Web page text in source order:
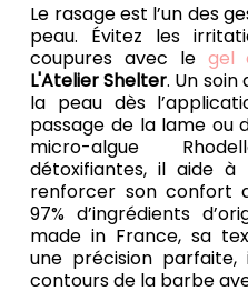
Le rasage est l’un des
peau. Évitez les
coupures avec le gel
L'Atelier Shelter. Un
la peau dès
passage de la lame ou
micro-algue
détoxifiantes, il aide
renforcer son confort
97% d’ingrédients
made in France, sa
une précision parfaite,
contours de la barbe